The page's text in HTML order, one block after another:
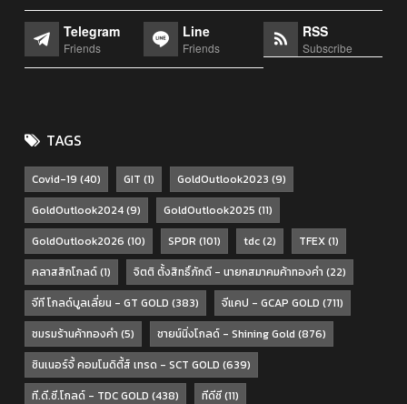
Telegram
Friends
Line
Friends
RSS
Subscribe
TAGS
Covid-19 (40) GIT (1) GoldOutlook2023 (9)
GoldOutlook2024(9) GoldOutlook2025 (11)
GoldOutlook2026 (10) SPDR (101) tdc(2) TFEX(1)
คลาสสิกโกลด์(1) จิตติ ตั้งสิทธิ์ภักดี - นายกสมาคมค้าทองคำ (22)
จีที โกลด์บูลเลี่ยน - GT GOLD (383) จีแคป - GCAP GOLD (711)
ชมรมร้านค้าทองคำ (5) ชายน์นิ่งโกลด์ - Shining Gold (876)
ซินเนอร์จี้ คอมโมดิตี้ส์ เทรด - SCT GOLD (639)
ที.ดี.ซี.โกลด์ - TDC GOLD (438) ทีดีซี(11)